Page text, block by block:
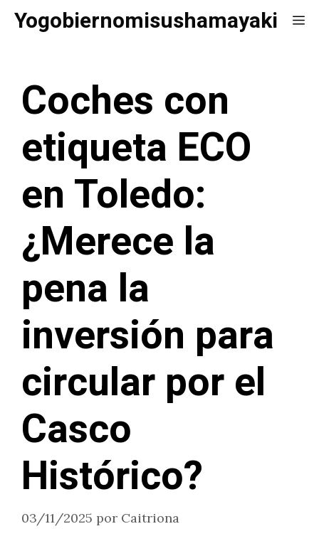
SaltarYogobiernomisushamayaki
Coches con
etiqueta ECO
en Toledo:
¿Merece la
pena la
inversión para
circular por el
Casco
Histórico?
03/11/2025 por Caitriona